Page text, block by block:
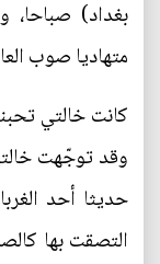
بغداد) صباحا،
متهاديا صوب
كانت خالتي
وقد توجّهت
حديثا أحد
التصقت بها